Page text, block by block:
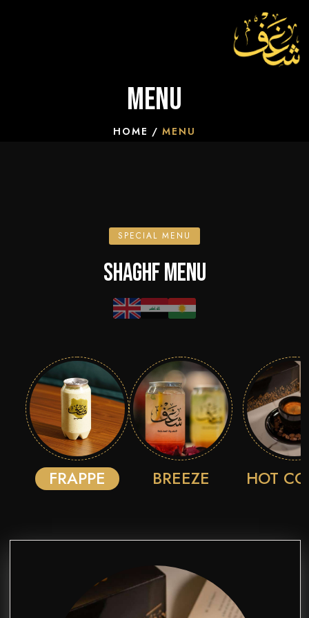
Menu
HOME MENU
SPECIAL MENU
SHAGHF MENU
FRAPPE BREEZE HOT